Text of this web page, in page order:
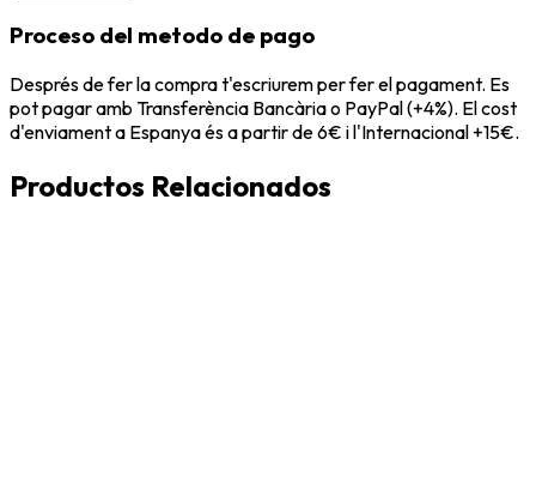
Proceso del metodo de pago
Després de fer la compra t'escriurem per fer el pagament. Es
pot pagar amb Transferència Bancària o PayPal (+4%). El cost
d'enviament a Espanya és a partir de 6€ i l'Internacional +15€.
Productos Relacionados